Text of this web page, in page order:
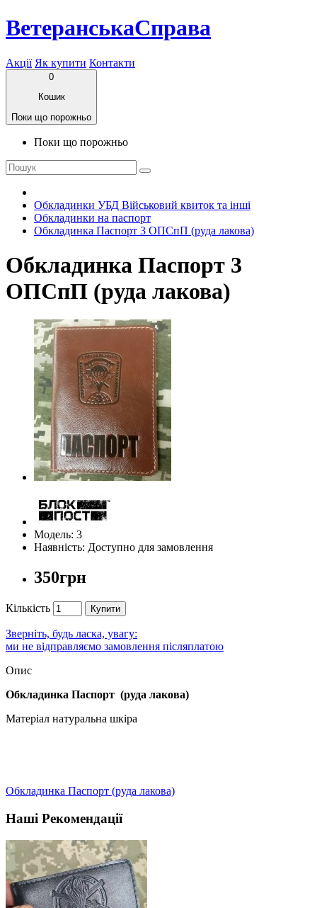
ВетеранськаСправа
Акції Як купити Контакти
0
Кошик
Поки що порожньо
Поки що порожньо
Обкладинки УБД Військовий квиток та інші
Обкладинки на паспорт
Обкладинка Паспорт 3 ОПСпП (руда лакова)
Обкладинка Паспорт 3
ОПСпП (руда лакова)
Модель: 3
Наявність: Доступно для замовлення
350грн
Кількість Купити
Зверніть, будь ласка, увагу:
ми не відправляємо замовлення післяплатою
Опис
Обкладинка Паспорт (руда лакова)
Матеріал натуральна шкіра
Обкладинка Паспорт (руда лакова)
Наші Рекомендації